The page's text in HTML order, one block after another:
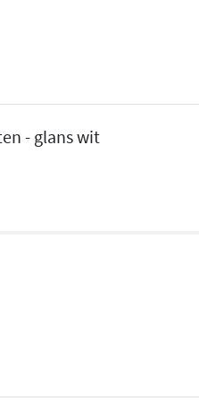
- glans wit